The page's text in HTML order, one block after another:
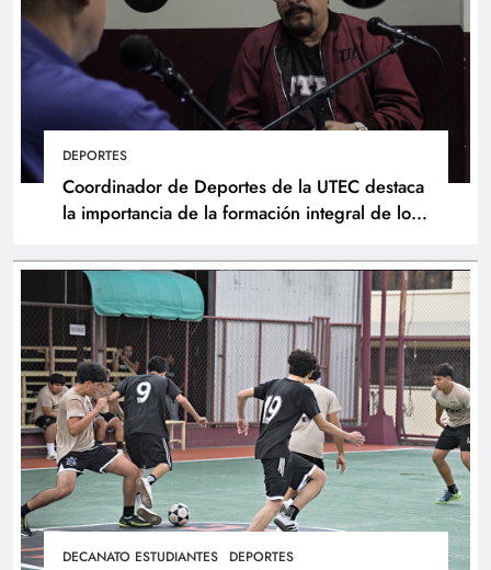
DEPORTES
Coordinador de Deportes de la UTEC destaca
la importancia de la formación integral de los
DECANATO ESTUDIANTES DEPORTES